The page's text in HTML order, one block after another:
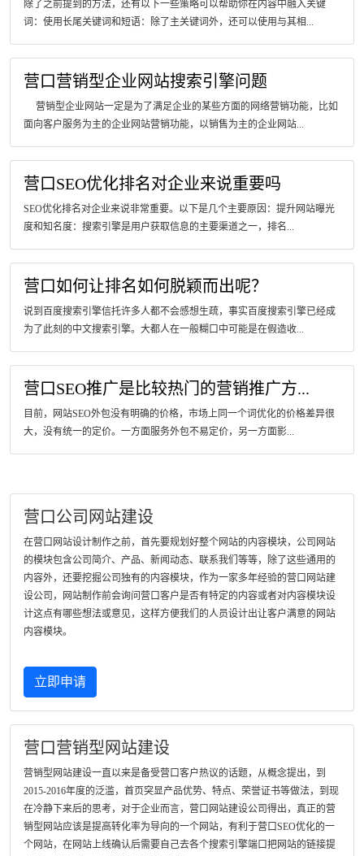
除了之前提到的方法，还有以下一些策略可以帮助你在内容中融入关键
词：使用长尾关键词和短语：除了主关键词外，还可以使用与其相...
营口营销型企业网站搜索引擎问题
营销型企业网站一定是为了满足企业的某些方面的网络营销功能，比如
面向客户服务为主的企业网站营销功能，以销售为主的企业网站...
营口SEO优化排名对企业来说重要吗
SEO优化排名对企业来说非常重要。以下是几个主要原因：提升网站曝光
度和知名度：搜索引擎是用户获取信息的主要渠道之一，排名...
营口如何让排名如何脱颖而出呢？
说到百度搜索引擎信托许多人都不会感想生疏，事实百度搜索引擎已经成
为了此刻的中文搜索引擎。大都人在一般糊口中可能是在假造收...
营口SEO推广是比较热门的营销推广方...
目前，网站SEO外包没有明确的价格，市场上同一个词优化的价格差异很
大，没有统一的定价。一方面服务外包不易定价，另一方面影...
营口公司网站建设
在营口网站设计制作之前，首先要规划好整个网站的内容模块，公司网站
的模块包含公司简介、产品、新闻动态、联系我们等等，除了这些通用的
内容外，还要挖掘公司独有的内容模块，作为一家多年经验的营口网站建
设公司，网站制作前会询问营口客户是否有特定的内容或者对内容模块设
计这点有哪些想法或意见，这样方便我们的人员设计出让客户满意的网站
内容模块。
立即申请
营口营销型网站建设
营销型网站建设一直以来是备受营口客户热议的话题，从概念提出，到
2015-2016年度的泛滥，首页突显产品优势、特点、荣誉证书等做法，到现
在冷静下来后的思考，对于企业而言，营口网站建设公司得出，真正的营
销型网站应该是提高转化率为导向的一个网站，有利于营口SEO优化的一
个网站，在网站上线确认后需要自己去各个搜索引擎端口把网站的链接提